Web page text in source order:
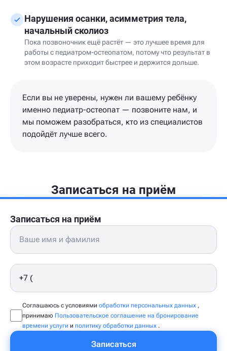
Нарушения осанки, асимметрия тела,
начальный сколиоз
Пока позвоночник ещё растёт — это лучшее время для
работы с педиатром-остеопатом, потому что результат в
этом возрасте приходит быстрее и держится дольше.
Если вы не уверены, нужен ли вашему ребёнку
именно педиатр-остеопат — позвоните нам, и
мы поможем разобраться, кто из специалистов
подойдёт лучше всего.
Записаться на приём
Записаться на приём
Соглашаюсь с условиями обработки персональных данных ,
принимаю Пользовательское соглашение на бронирование
времени услуги и политику обработки данных .
Записаться